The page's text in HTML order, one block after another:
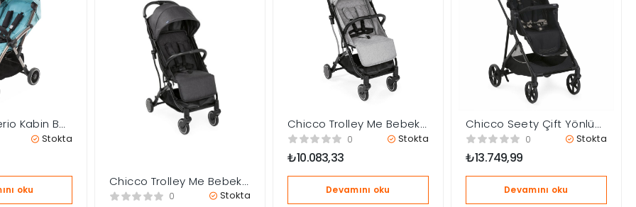
Kabin Boy
– HydraStokta
oku
Chicco Trolley Me Bebek
Arabası Stone
0 Stokta
Chicco Trolley Me Bebek
Arabası Light Grey
0 Stokta
₺10.083,33
Devamını oku
Chicco Seety Çift Yönlü
Bebek Arabası – Etna
0 Stokta
₺13.749,99
Devamını oku